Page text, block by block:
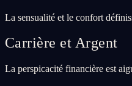
La sensualité et le confort
Carrière et Argent
La perspicacité financière est